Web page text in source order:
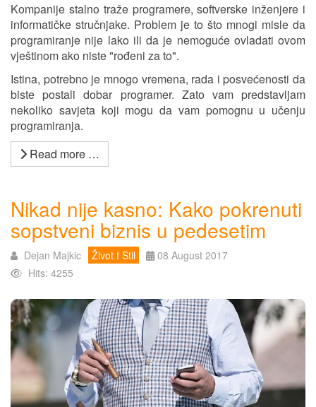
Kompanije stalno traže programere, softverske inženjere i
informatičke stručnjake. Problem je to što mnogi misle da
programiranje nije lako ili da je nemoguće ovladati ovom
vještinom ako niste "rođeni za to".
Istina, potrebno je mnogo vremena, rada i posvećenosti da
biste postali dobar programer. Zato vam predstavljam
nekoliko savjeta koji mogu da vam pomognu u učenju
programiranja.
Read more …
Nikad nije kasno: Kako pokrenuti
sopstveni biznis u pedesetim
Dejan Majkic Život I Stil
08 August 2017
Hits: 4255